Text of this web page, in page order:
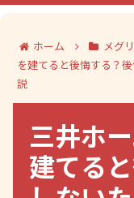
ホーム メグ
を建てると後悔する？
説
三井ホ
建てる